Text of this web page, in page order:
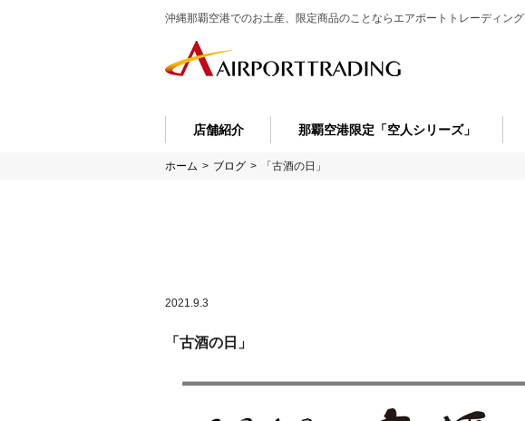
沖縄那覇空港でのお土産、限定商品のことなら エアポートトレーディング
店舗紹介 那覇空港限定「空人シリーズ」
ホーム > ブログ > 「古酒の日」
2021.9.3
「古酒の日」